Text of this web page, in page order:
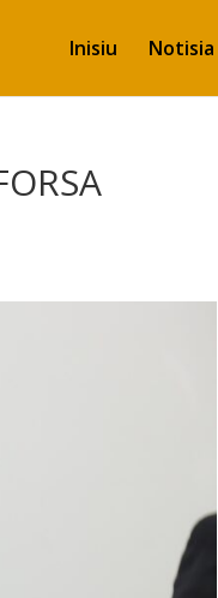
Inisiu Notisia